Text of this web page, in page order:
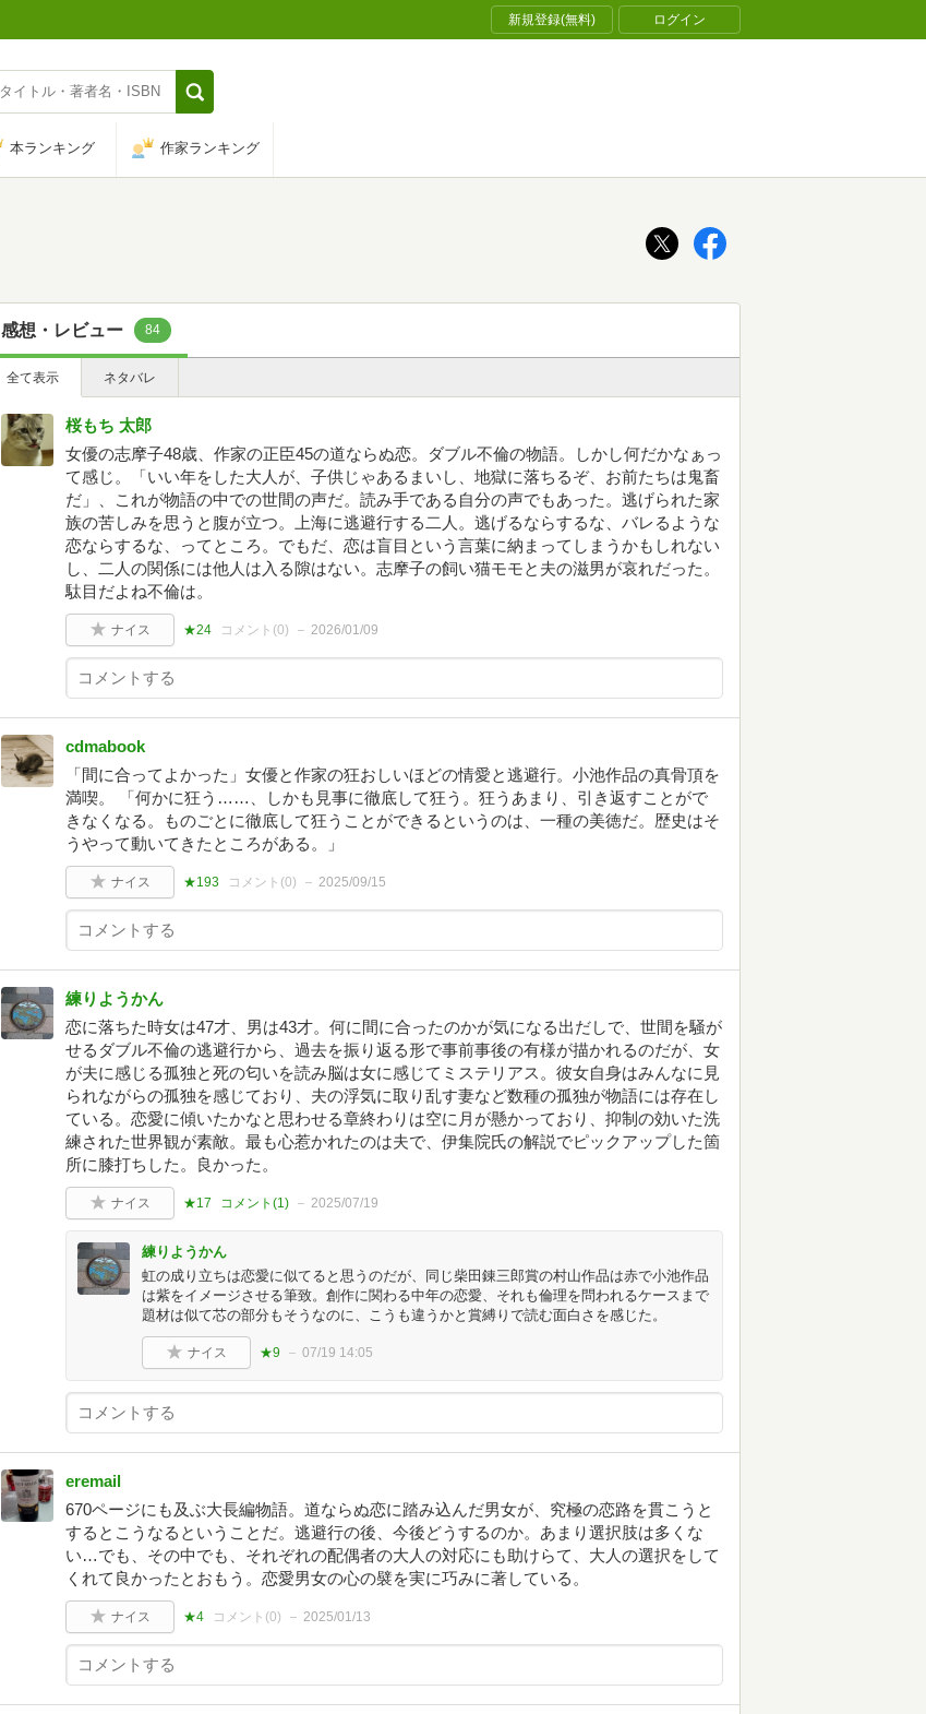
新規登録(無料) ログイン
本ランキング 作家ランキング
感想・レビュー 84
全て表示 ネタバレ
桜もち 太郎
女優の志摩子48歳、作家の正臣45の道ならぬ恋。ダブル不倫の物語。しかし何だかなぁっ
て感じ。「いい年をした大人が、子供じゃあるまいし、地獄に落ちるぞ、お前たちは鬼畜
だ」、これが物語の中での世間の声だ。読み手である自分の声でもあった。逃げられた家
族の苦しみを思うと腹が立つ。上海に逃避行する二人。逃げるならするな、バレるような
恋ならするな、ってところ。でもだ、恋は盲目という言葉に納まってしまうかもしれない
し、二人の関係には他人は入る隙はない。志摩子の飼い猫モモと夫の滋男が哀れだった。
駄目だよね不倫は。
ナイス ★24 コメント(0) 2026/01/09
cdmabook
「間に合ってよかった」女優と作家の狂おしいほどの情愛と逃避行。小池作品の真骨頂を
満喫。 「何かに狂う……、しかも見事に徹底して狂う。狂うあまり、引き返すことがで
きなくなる。ものごとに徹底して狂うことができるというのは、一種の美徳だ。歴史はそ
うやって動いてきたところがある。」
ナイス ★193 コメント(0) 2025/09/15
練りようかん
恋に落ちた時女は47才、男は43才。何に間に合ったのかが気になる出だしで、世間を騒が
せるダブル不倫の逃避行から、過去を振り返る形で事前事後の有様が描かれるのだが、女
が夫に感じる孤独と死の匂いを読み脳は女に感じてミステリアス。彼女自身はみんなに見
られながらの孤独を感じており、夫の浮気に取り乱す妻など数種の孤独が物語には存在し
ている。恋愛に傾いたかなと思わせる章終わりは空に月が懸かっており、抑制の効いた洗
練された世界観が素敵。最も心惹かれたのは夫で、伊集院氏の解説でピックアップした箇
所に膝打ちした。良かった。
ナイス ★17 コメント(1) 2025/07/19
練りようかん
虹の成り立ちは恋愛に似てると思うのだが、同じ柴田錬三郎賞の村山作品は赤で小池作品
は紫をイメージさせる筆致。創作に関わる中年の恋愛、それも倫理を問われるケースまで
題材は似て芯の部分もそうなのに、こうも違うかと賞縛りで読む面白さを感じた。
ナイス ★9 07/19 14:05
eremail
670ページにも及ぶ大長編物語。道ならぬ恋に踏み込んだ男女が、究極の恋路を貫こうと
するとこうなるということだ。逃避行の後、今後どうするのか。あまり選択肢は多くな
い…でも、その中でも、それぞれの配偶者の大人の対応にも助けらて、大人の選択をして
くれて良かったとおもう。恋愛男女の心の襞を実に巧みに著している。
ナイス ★4 コメント(0) 2025/01/13